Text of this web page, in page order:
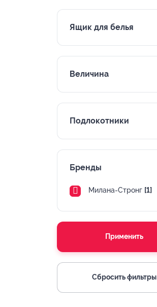
Ящик для белья
Величина
Подлокотники
Бренды
Милана-Стронг [1]
Применить
Сбросить фильтры